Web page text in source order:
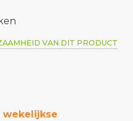
VAN DIT PRODUCT
wekelijkse